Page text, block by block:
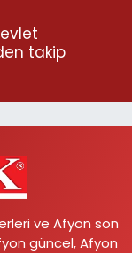
takip
ve Afyon son
güncel, Afyon